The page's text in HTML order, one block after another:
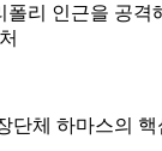
리 인근을 공
단체 하마스의